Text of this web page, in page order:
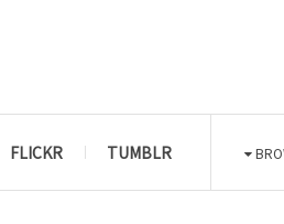
FLICKR TUMBLR